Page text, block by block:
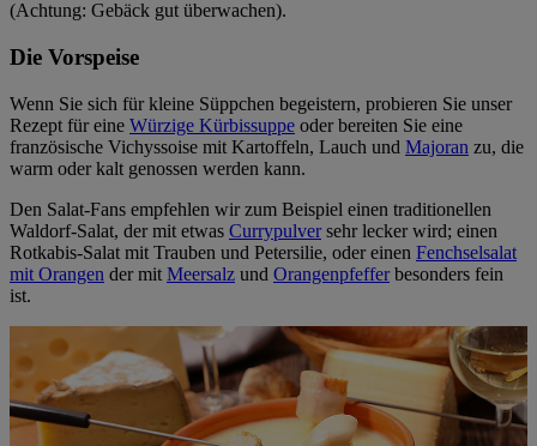
(Achtung: Gebäck gut überwachen).
Die Vorspeise
Wenn Sie sich für kleine Süppchen begeistern, probieren Sie unser
Rezept für eine Würzige Kürbissuppe oder bereiten Sie eine
französische Vichyssoise mit Kartoffeln, Lauch und Majoran zu, die
warm oder kalt genossen werden kann.
Den Salat-Fans empfehlen wir zum Beispiel einen traditionellen
Waldorf-Salat, der mit etwas Currypulversehr lecker wird; einen
Rotkabis-Salat mit Trauben und Petersilie, oder einen Fenchselsalat
mit Orangen der mit Meersalz und Orangenpfefferbesonders fein
ist.